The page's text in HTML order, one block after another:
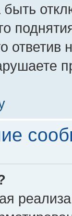
быть
ответив